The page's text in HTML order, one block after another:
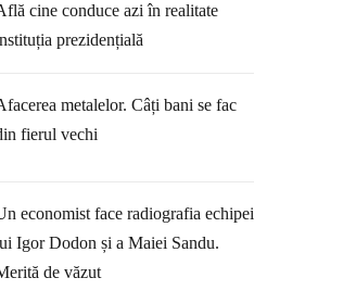
cine conduce azi în realitate
prezidențială
metalelor. Câți bani se fac
fierul vechi
economist face radiografia echipei
Igor Dodon și a Maiei Sandu.
de văzut